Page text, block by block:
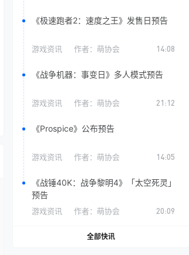
《极速跑者2：速度之王》发售日预告
游戏资讯 作者： 萌协会 14:08
《战争机器：事变日》多人模式预告
游戏资讯 作者： 萌协会 21:12
《Prospice》公布预告
游戏资讯 作者： 萌协会 14:05
《战锤40K：战争黎明4》「太空死灵」
预告
游戏资讯 作者： 萌协会 20:09
全部快讯